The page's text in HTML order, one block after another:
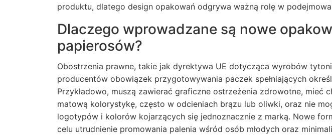
produktu, dlatego design opakowań odgrywa ważną rolę w
Dlaczego wprowadzane są nowe
papierosów?
Obostrzenia prawne, takie jak dyrektywa UE dotycząca wyrobów
producentów obowiązek przygotowywania paczek spełniających
Przykładowo, muszą zawierać graficzne ostrzeżenia zdrowotne, mieć
matową kolorystykę, często w odcieniach brązu lub oliwki, oraz nie
logotypów i kolorów kojarzących się jednoznacznie z marką. Nowe
celu utrudnienie promowania palenia wśród osób młodych oraz